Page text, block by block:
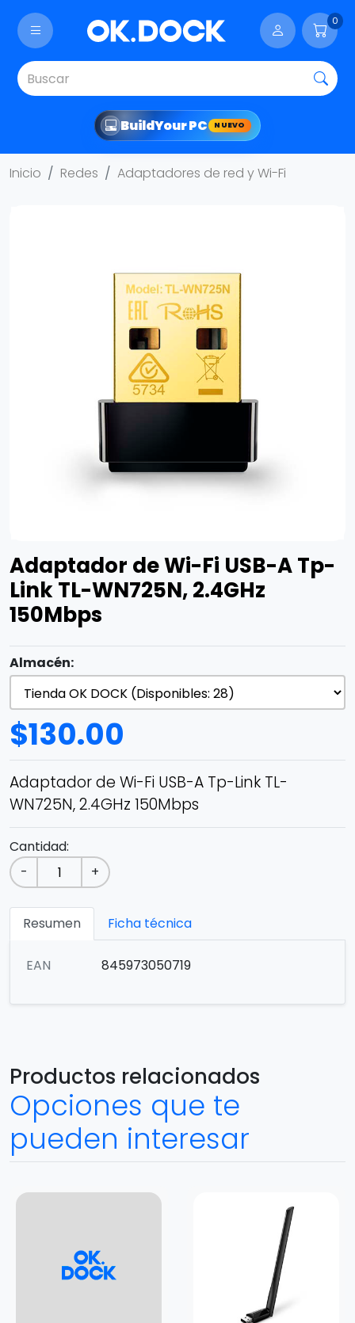
0
BuildYour PC NUEVO
Inicio Redes Adaptadores de red y Wi-Fi
Adaptador de Wi-Fi USB-A Tp-
Link TL-WN725N, 2.4GHz
150Mbps
Almacén:
$130.00
Adaptador de Wi-Fi USB-A Tp-Link TL-
WN725N, 2.4GHz 150Mbps
Cantidad:
-
+
Resumen Ficha técnica
EAN 845973050719
Productos relacionados
Opciones que te
pueden interesar